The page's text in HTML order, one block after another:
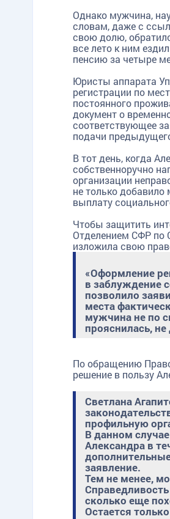
Однако мужчина,
словам, даже с
свою долю,
все лето к ним
пенсию за четыре
Юристы аппарата
регистрации по
постоянного
документ о
соответствующее
подачи
В тот день, когда
собственноручно
организации
не только
выплату
Чтобы защитить
Отделением СФР по
изложила свою
«Оформление
в заблуждение
позволило
места
мужчина не по
прояснилась,
По обращению
решение в пользу
Светлана
профильную
В данном
Александра в
заявление.
Тем не менее,
сколько еще
Остается